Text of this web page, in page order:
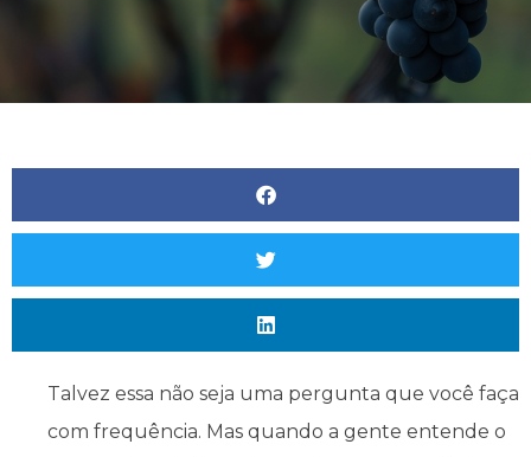
Talvez essa não seja uma pergunta que você faça
com frequência. Mas quando a gente entende o